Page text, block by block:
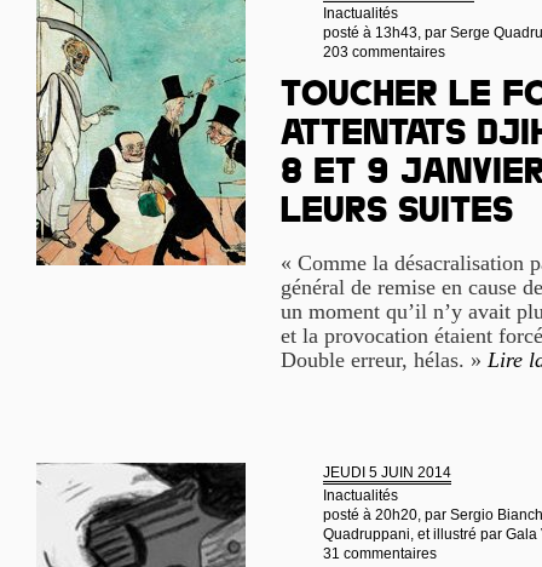
Inactualités
posté à 13h43, par Serge
203 commentaires
Toucher le
attentats
8 et 9
leurs suites
« Comme la désacralisation
général de remise en cause
un moment qu’il n’y avait
et la provocation étaient
Double erreur, hélas. » Lire
JEUDI 5 JUIN 2014
Inactualités
posté à 20h20, par Sergio
Quadruppani, et illustré par Gala
31 commentaires